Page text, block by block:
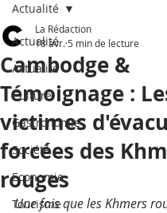
Actualité
Actualité
Culture
Gastronomie
Société
Economie
Tourisme
Actualité
Cambodge &
Témoignage :
victimes
forcées des
rouges
La Rédaction
18 avr. 5 min de lecture
Une fois que les Khmers